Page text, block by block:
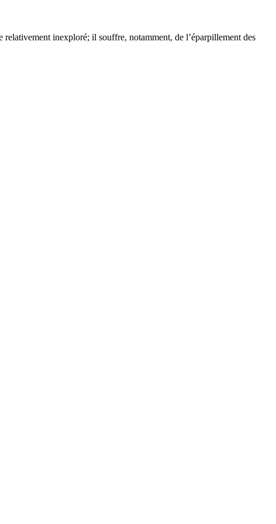
relativement inexploré; il souffre, notamment, de l’éparpillement des